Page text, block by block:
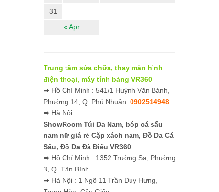
« Apr
31
Trung tâm sửa chữa, thay màn hình
điện thoại, máy tính bảng VR360:
➡ Hồ Chí Minh : 541/1 Huỳnh Văn Bánh,
Phường 14, Q. Phú Nhuận. 0902514948
➡ Hà Nội : ...
ShowRoom Túi Da Nam, bóp cá sấu
nam nữ giá rẻ Cặp xách nam, Đồ Da Cá
Sấu, Đồ Da Đà Điểu VR360
➡ Hồ Chí Minh : 1352 Trường Sa, Phường
3, Q. Tân Bình.
➡ Hà Nội : 1 Ngõ 11 Trần Duy Hưng,